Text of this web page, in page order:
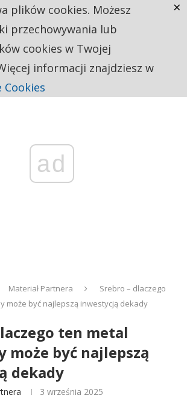
ad
Materiał Partnera
Srebro – dlaczego
może być najlepszą inwestycją dekady
ten metal
może być najlepszą
dekady
3 września 2025
plików cookies. Możesz
przechowywania lub
cookies w Twojej
informacji znajdziesz w
Cookies
×